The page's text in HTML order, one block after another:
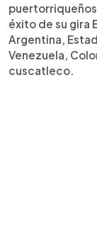
éxito de su gira
Argentina,
Venezuela,
cuscatleco.